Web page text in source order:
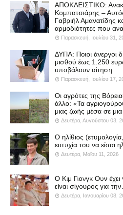
ΑΠΟΚΛΕΙΣΤΙΚΟ:
Κομπατσιάρης –
Γαβριήλ Αμανατίδης
αρμοδιότητες που
Παρασκευή, Ιουλίου 31,
ΔΥΠΑ: Ποιοι άνεργοι
μισθού έως 1.250
υποβάλουν αίτηση
Παρασκευή, Ιουλίου 17,
Οι αγρότες της
άλλο: «Τα
μιας ζωής μέσα σε
Δευτέρα, Αυγούστου 03,
Ο ηλίθιος
ευτυχία του να είσαι
Δευτέρα, Μαΐου 11, 2026
Ο Κιμ Γιονγκ Ουν έχει
είναι σίγουρος για
Δευτέρα, Ιανουαρίου 08,